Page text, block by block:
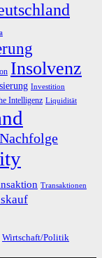
Insolvenz
Investition
Intelligenz Liquidität
Nachfolge
Transaktionen
Wirtschaft/Politik